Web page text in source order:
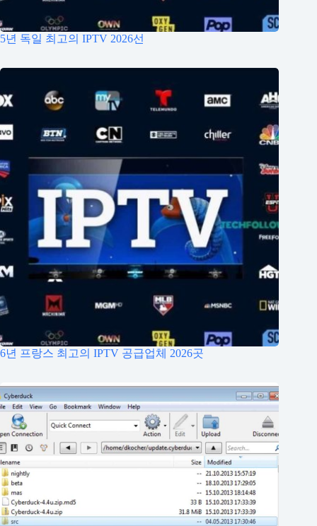
5년 독일 최고의 IPTV 2026선
6년 프랑스 최고의 IPTV 공급업체 2026곳